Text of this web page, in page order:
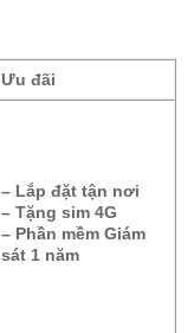
Ưu đãi
– Lắp đặt tận nơi
– Tặng sim 4G
– Phần mềm Giám
sát 1 năm